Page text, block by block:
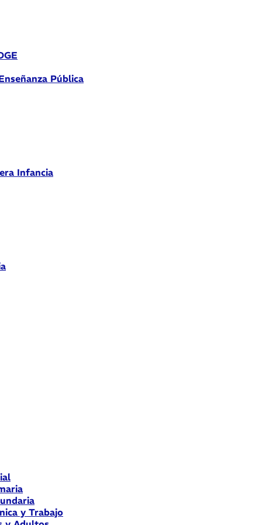
Pública
Infancia
y Trabajo